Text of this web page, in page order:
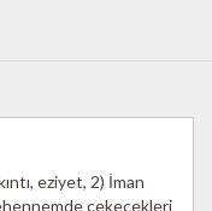
eziyet, 2) İman
çekecekleri